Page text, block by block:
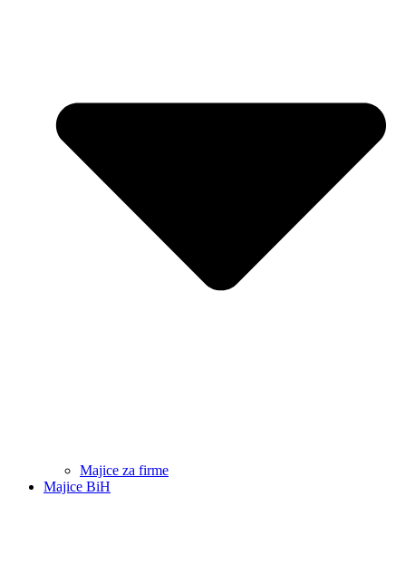
Majice za firme
Majice BiH